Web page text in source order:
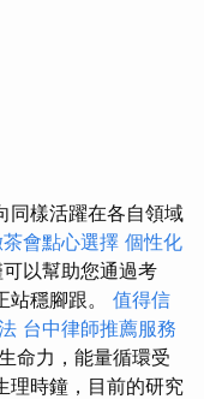
同樣活躍在各自領域
會點心選擇 個性化
以幫助您通過考
站穩腳跟。 值得信
台中律師推薦服務
命力，能量循環受
理時鐘，目前的研究